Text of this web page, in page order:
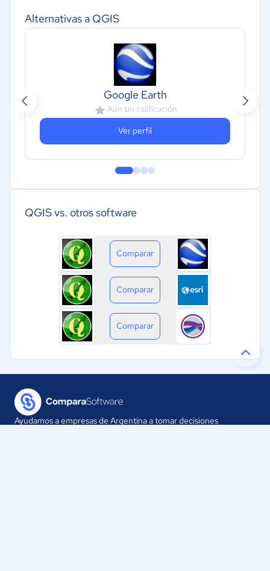
Alternativas a QGIS
Google Earth
Aún sin calificación
Ver perfil
QGIS vs. otros software
Comparar
Comparar
Comparar
Ayudamos a empresas de Argentina a tomar decisiones